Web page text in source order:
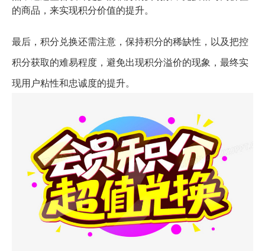
的商品，来实现积分价值的提升。
最后，积分兑换还需注意，保持积分的稀缺性，以及把控
积分获取的难易程度，避免出现积分溢价的现象，最终实
现用户粘性和忠诚度的提升。